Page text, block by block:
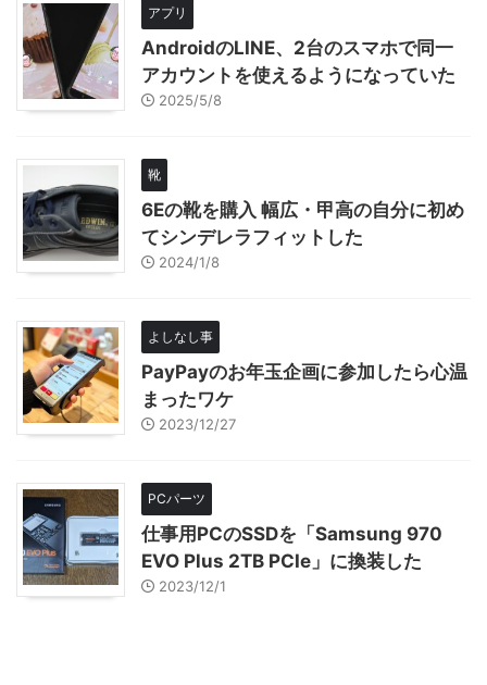
アプリ
AndroidのLINE、2台のスマホで同一
アカウントを使えるようになっていた
2025/5/8
靴
6Eの靴を購入 幅広・甲高の自分に初め
てシンデレラフィットした
2024/1/8
よしなし事
PayPayのお年玉企画に参加したら心温
まったワケ
2023/12/27
PCパーツ
仕事用PCのSSDを「Samsung 970
EVO Plus 2TB PCIe」に換装した
2023/12/1